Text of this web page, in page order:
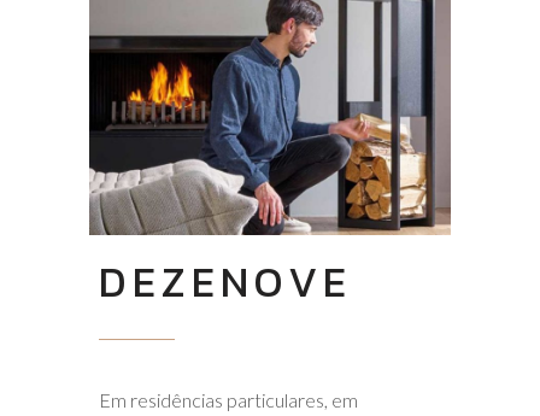
DEZENOVE
Em residências particulares, em